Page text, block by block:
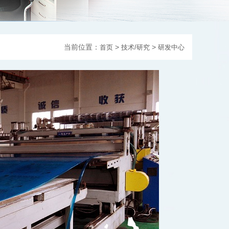
当前位置： 首页 > 技术/研究 > 研发中心